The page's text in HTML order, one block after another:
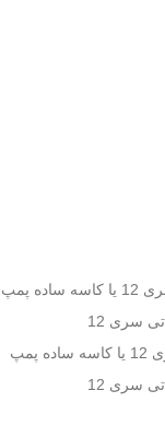
دیفیوزر ساده سری 12 یا کاسه ساده پمپ
سری 12